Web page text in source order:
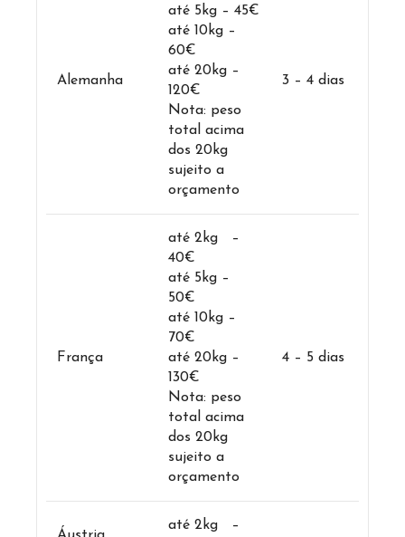
Alemanha
até 5kg – 45€
até 10kg –
60€
até 20kg –
120€
Nota: peso
total acima
dos 20kg
sujeito a
orçamento
3 – 4 dias
França
até 2kg –
40€
até 5kg –
50€
até 10kg –
70€
até 20kg –
130€
Nota: peso
total acima
dos 20kg
sujeito a
orçamento
4 – 5 dias
até 2kg –